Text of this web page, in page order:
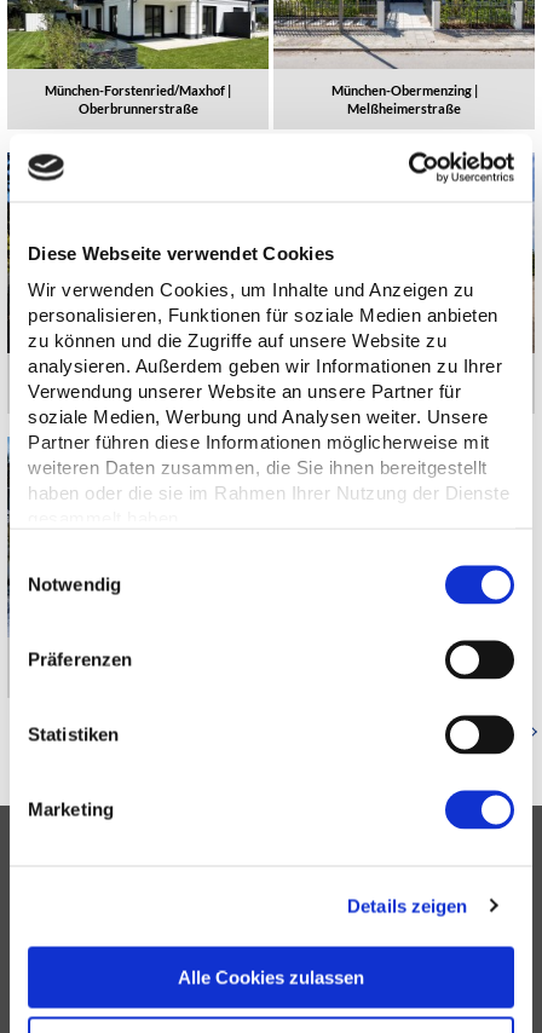
Diese Webseite verwendet Cookies
Wir verwenden Cookies, um Inhalte und Anzeigen zu
personalisieren, Funktionen für soziale Medien anbieten
zu können und die Zugriffe auf unsere Website zu
analysieren. Außerdem geben wir Informationen zu Ihrer
Verwendung unserer Website an unsere Partner für
soziale Medien, Werbung und Analysen weiter. Unsere
Partner führen diese Informationen möglicherweise mit
weiteren Daten zusammen, die Sie ihnen bereitgestellt
haben oder die sie im Rahmen Ihrer Nutzung der Dienste
Einwilligungsauswahl
Notwendig
Präferenzen
Statistiken
Marketing
Details zeigen
Alle Cookies zulassen
München-Forstenried/Maxhof |
Oberbrunnerstraße
München-Obermenzing |
Melßheimerstraße
München-Denning | Baltenstraße Pullach im Isartal | Karl-Schröder-Straße
München-Berg am Laim | Riffelwandstraße
Zurück zur Referenzenübersicht